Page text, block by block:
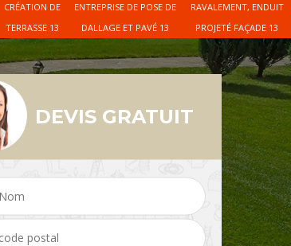
CRÉATION DE
TERRASSE 13
ENTREPRISE DE POSE DE
DALLAGE ET PAVÉ 13
RAVALEMENT, ENDUIT
PROJETÉ FAÇADE 13
DEVIS GRATUIT